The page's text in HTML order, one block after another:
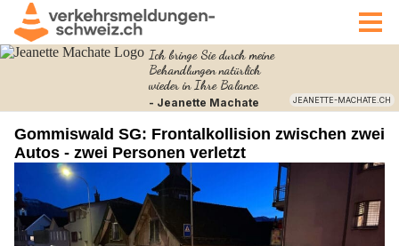
Gommiswald SG: Frontalkollision zwischen zwei
Autos - zwei Personen verletzt